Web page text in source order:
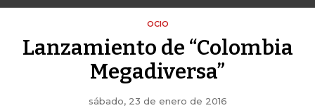
OCIO
Lanzamiento de “Colombia
Megadiversa”
sábado, 23 de enero de 2016